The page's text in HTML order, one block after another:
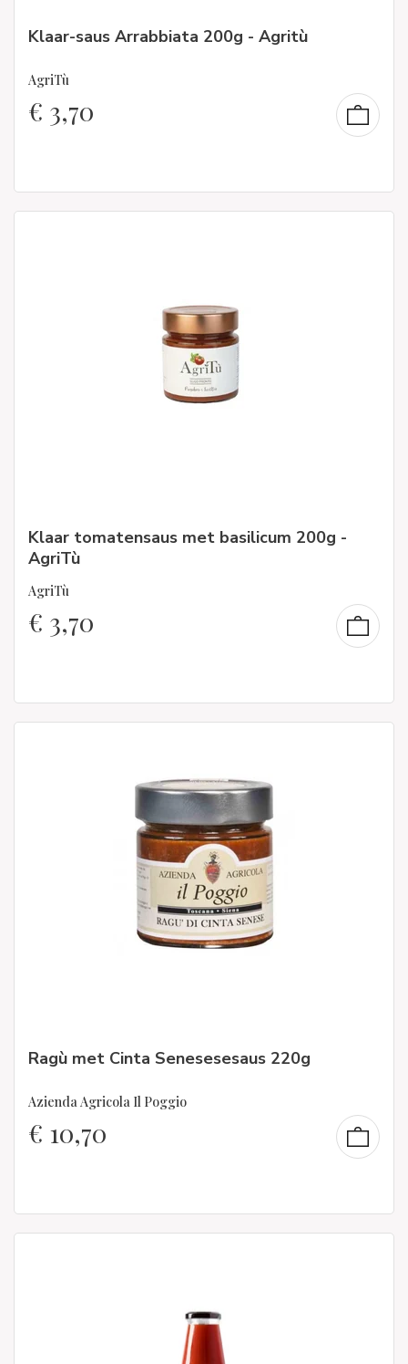
Klaar-saus Arrabbiata 200g - Agritù
AgriTù
€ 3,70
Klaar tomatensaus met basilicum 200g -
AgriTù
AgriTù
€ 3,70
Ragù met Cinta Senesesesaus 220g
Azienda Agricola Il Poggio
€ 10,70